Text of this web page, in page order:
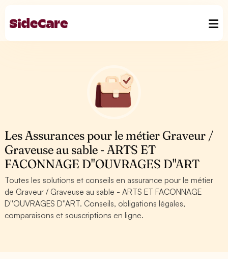
Les Assurances pour le métier Graveur /
Graveuse au sable - ARTS ET
FACONNAGE D''OUVRAGES D''ART
Toutes les solutions et conseils en assurance pour le métier
de Graveur / Graveuse au sable - ARTS ET FACONNAGE
D''OUVRAGES D''ART. Conseils, obligations légales,
comparaisons et souscriptions en ligne.